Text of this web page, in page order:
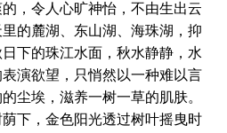
，令人心旷神怡，不由生出云
的麓湖、东山湖、海珠湖，抑
下的珠江水面，秋水静静，水
演欲望，只悄然以一种难以言
尘埃，滋养一树一草的肌肤。
下，金色阳光透过树叶摇曳时